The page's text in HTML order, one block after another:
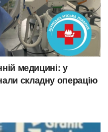
медицині: у
складну операцію